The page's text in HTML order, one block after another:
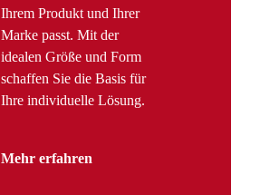
Ihrem Produkt und Ihrer
Marke passt. Mit der
idealen Größe und Form
schaffen Sie die Basis für
Ihre individuelle Lösung.
Mehr erfahren